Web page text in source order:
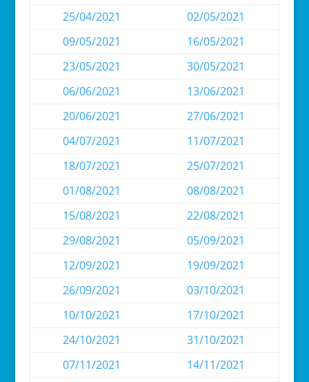
25/04/2021
02/05/2021
09/05/2021
16/05/2021
23/05/2021
30/05/2021
06/06/2021
13/06/2021
20/06/2021
27/06/2021
04/07/2021
11/07/2021
18/07/2021
25/07/2021
01/08/2021
08/08/2021
15/08/2021
22/08/2021
29/08/2021
05/09/2021
12/09/2021
19/09/2021
26/09/2021
03/10/2021
10/10/2021
17/10/2021
24/10/2021
31/10/2021
07/11/2021
14/11/2021